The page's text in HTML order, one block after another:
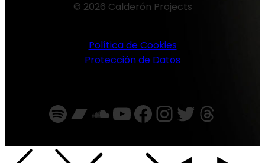
© 2026 Calderón Projects
Política de Cookies
Protección de Datos
Spotify
Bandcamp
SoundCloud
YouTube
Facebook
Instagram
Twitter